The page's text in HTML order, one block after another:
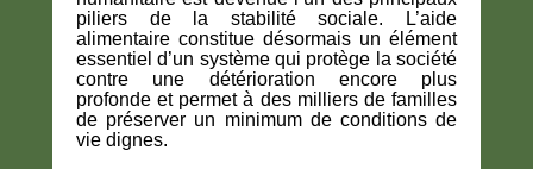
piliers de la stabilité sociale. L’aide
alimentaire constitue désormais un élément
essentiel d’un système qui protège la société
contre une détérioration encore plus
profonde et permet à des milliers de familles
de préserver un minimum de conditions de
vie dignes.